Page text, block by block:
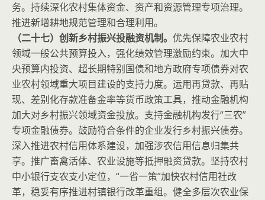
务。持续深化农村集体资金、资产和资源管理专项治理。
推进新增耕地规范管理和合理利用。
（二十七）创新乡村振兴投融资机制。 优先保障农业农村
领域一般公共预算投入，强化绩效管理激励约束。加大中
央预算内投资、超长期特别国债和地方政府专项债券对农
业农村领域重大项目建设的支持力度。运用再贷款、再贴
现、差别化存款准备金率等货币政策工具，推动金融机构
加大对乡村振兴领域资金投放。支持金融机构发行“三农”
专项金融债券。鼓励符合条件的企业发行乡村振兴债券。
深入推进农村信用体系建设，加强涉农信用信息归集共
享。推广畜禽活体、农业设施等抵押融资贷款。坚持农村
中小银行支农支小定位，“一省一策”加快农村信用社改
革，稳妥有序推进村镇银行改革重组。健全多层次农业保